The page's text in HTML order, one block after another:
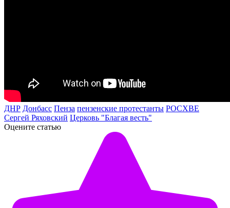
ДНР Донбасс Пенза пензенские протестанты РОСХВЕ
Сергей Ряховский Церковь "Благая весть"
Оцените статью